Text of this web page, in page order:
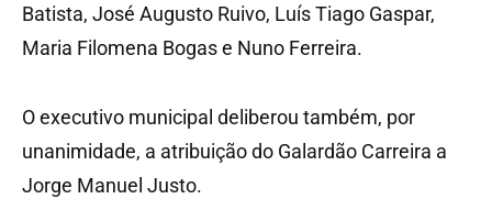
Batista, José Augusto Ruivo, Luís Tiago Gaspar,
Maria Filomena Bogas e Nuno Ferreira.
O executivo municipal deliberou também, por
unanimidade, a atribuição do Galardão Carreira a
Jorge Manuel Justo.